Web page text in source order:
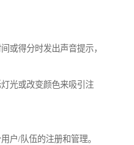
或得分时发出声音提示，
光或改变颜色来吸引注
户/队伍的注册和管理。